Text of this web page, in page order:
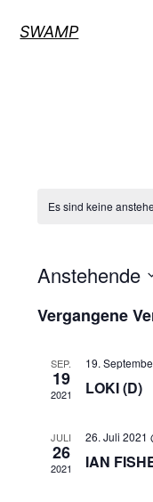
SWAMP
Es sind keine
Anstehende
wählen.
Vergangene
SEP.
19
2021
19.
LOKI (D)
JULI
26
2021
26. Juli 2021
IAN